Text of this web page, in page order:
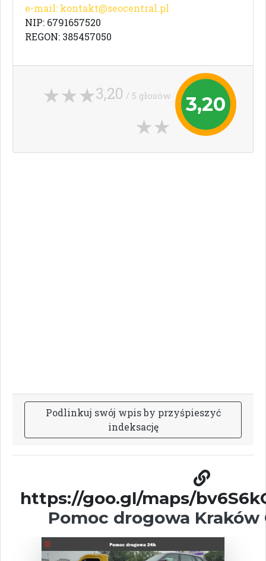
e-mail: kontakt@seocentral.pl
NIP: 6791657520
REGON: 385457050
3,20
3,20 / 5 głosów
Podlinkuj swój wpisby przyśpieszyć
indeksację
https://goo.gl/maps/
Pomoc drogowa Kraków